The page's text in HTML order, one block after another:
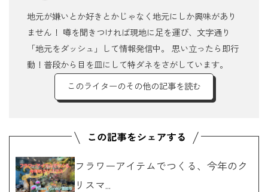
地元が嫌いとか好きとかじゃなく地元にしか興味があり
ません！ 噂を聞きつければ現地に足を運び、文字通り
「地元をダッシュ」して情報発信中。 思い立ったら即行
動！普段から目を皿にして特ダネをさがしています。
このライターのその他の記事を読む
フラワーアイテムでつくる、今年のク
リスマ...